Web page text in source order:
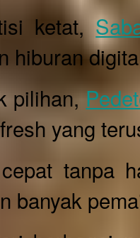
ketat,
hiburan
pilihan,
yang
tanpa
banyak